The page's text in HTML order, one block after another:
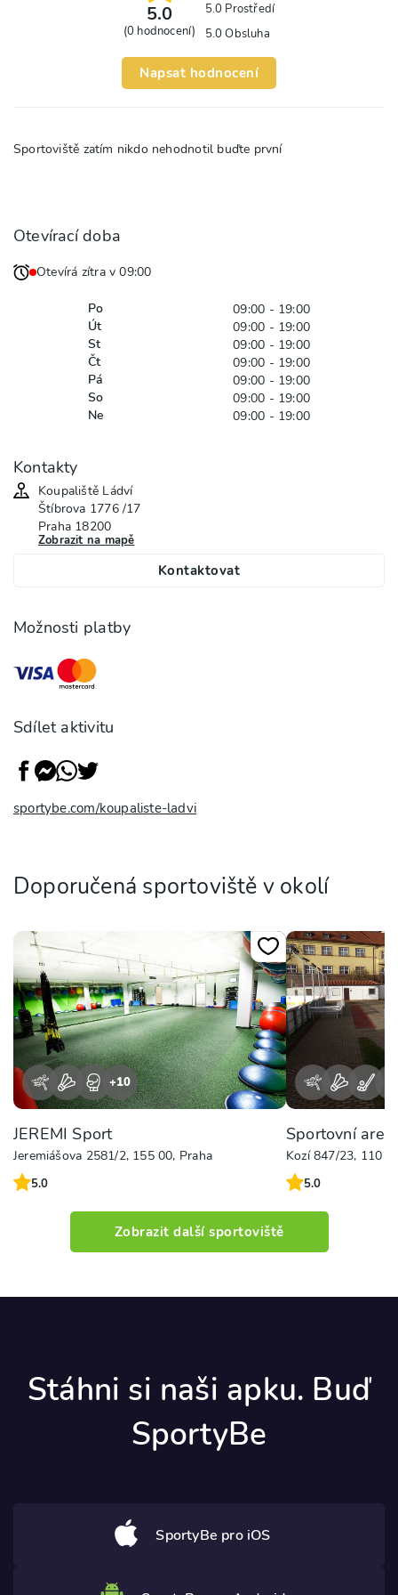
5.0
(0 hodnocení)
5.0 Prostředí
5.0Obsluha
Napsat hodnocení
Sportoviště zatím nikdo nehodnotil buďte první
Otevírací doba
Otevírá zítra v 09:00
Po
09:00 - 19:00
Út
09:00 - 19:00
St
09:00 - 19:00
Čt
09:00 - 19:00
Pá
09:00 - 19:00
So
09:00 - 19:00
Ne
09:00 - 19:00
Kontakty
Koupaliště Ládví
Štíbrova 1776 /17
Praha 18200
Zobrazit na mapě
Kontaktovat
Možnosti platby
Sdílet aktivitu
sportybe.com/koupaliste-ladvi
Doporučená sportoviště v okolí
+10
JEREMI Sport
Jeremiášova 2581/2, 155 00, Praha
5.0
Sportovní
Kozí 847/23, 110
5.0
Zobrazit další sportoviště
Stáhni si naši apku. Buď
SportyBe
SportyBe pro iOS